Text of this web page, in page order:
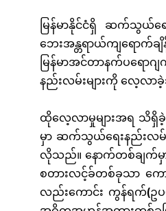
မြန်မာနိုင်ငံရှိ ဆက်သွယ်ရ
ဘေးအန္တရာယ်ကျရော
မြန်မာအင်တာနက်ပရောဂ
နည်းလမ်းများကို လေ့လာ
ထိုလေ့လာမှုများအရ သိရှိ
မှာ ဆက်သွယ်ရေးနည်းလမ်
လိုသည်။ နောက်တစ်ချက်မှ
စတားလင့်ခ်တစ်ခုသာ ကေ
လည်းကောင်း ကွန်ရက်(ဥ